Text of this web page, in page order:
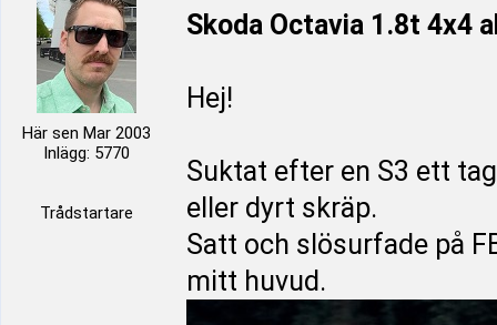
Här sen Mar 2003
Inlägg: 5770
Trådstartare
Skoda Octavia 1.8t 4x4
Hej!
Suktat efter en S3 ett
eller dyrt skräp.
Satt och slösurfade på
mitt huvud.